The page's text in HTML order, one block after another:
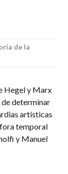
de la
Hegel y Marx
determinar
artísticas
temporal
y Manuel